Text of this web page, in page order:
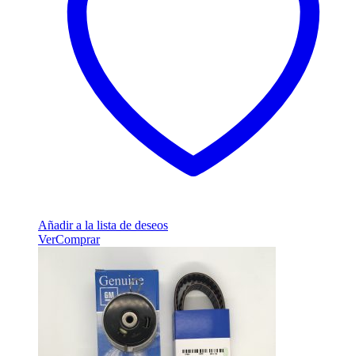
Añadir a la lista de deseos
VerComprar